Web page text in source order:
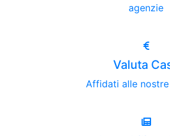
agenzie
Valuta
Affidati alle